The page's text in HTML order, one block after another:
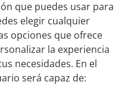
que puedes usar para
elegir cualquier
opciones que ofrece
la experiencia
necesidades. En el
será capaz de: